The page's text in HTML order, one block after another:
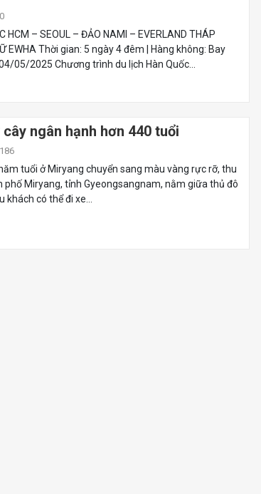
HCM – SEOUL – ĐẢO NAMI – EVERLAND THÁP
EWHA Thời gian: 5 ngày 4 đêm | Hàng không: Bay
05/2025 Chương trình du lịch Hàn Quốc...
ngân hạnh hơn 440 tuổi
tuổi ở Miryang chuyển sang màu vàng rực rỡ, thu
phố Miryang, tỉnh Gyeongsangnam, nằm giữa thủ đô
có thể đi xe...